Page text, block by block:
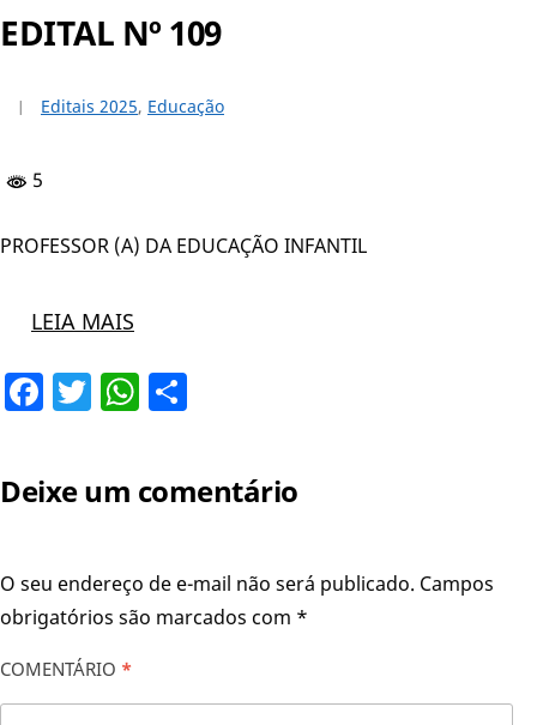
EDITAL Nº 109
Editais 2025, Educação
5
PROFESSOR (A) DA EDUCAÇÃO INFANTIL
LEIA MAIS
Facebook
TwitterWhatsApp
Deixe um comentário
O seu endereço de e-mail não será publicado. Campos
obrigatórios são marcados com *
COMENTÁRIO *